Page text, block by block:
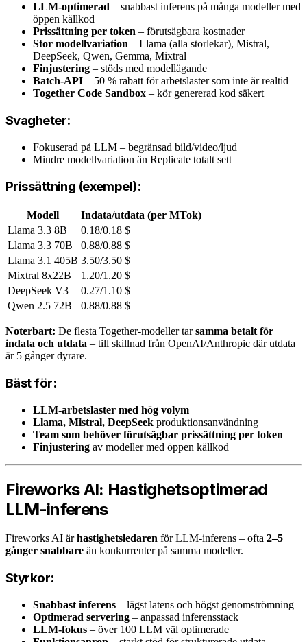
LLM-optimerad – snabbast inferens på många modeller med
öppen källkod
Prissättning per token – förutsägbara kostnader
Stor modellvariation – Llama (alla storlekar), Mistral,
DeepSeek, Qwen, Gemma, Mixtral
Finjustering – stöds med modellägande
Batch-API – 50 % rabatt för arbetslaster som inte är realtid
Together Code Sandbox – kör genererad kod säkert
Svagheter:
Fokuserad på LLM – begränsad bild/video/ljud
Mindre modellvariation än Replicate totalt sett
Prissättning (exempel):
Modell
Indata/utdata (per MTok)
Llama 3.3 8B
0.18/0.18 $
Llama 3.3 70B
0.88/0.88 $
Llama 3.1 405B 3.50/3.50 $
Mixtral 8x22B
1.20/1.20 $
DeepSeek V3
0.27/1.10 $
Qwen 2.5 72B
0.88/0.88 $
Noterbart: De flesta Together-modeller tarsamma betalt för
indata och utdata – till skillnad från OpenAI/Anthropic där utdata
är 5 gånger dyrare.
Bäst för:
LLM-arbetslaster med hög volym
Llama, Mistral, DeepSeek produktionsanvändning
Team som behöver förutsägbar prissättning per token
Finjustering av modeller med öppen källkod
Fireworks AI: Hastighetsoptimerad
LLM-inferens
Fireworks AI ärhastighetsledaren för LLM-inferens – ofta 2–5
gånger snabbare än konkurrenter på samma modeller.
Styrkor:
Snabbast inferens – lägst latens och högst genomströmning
Optimerad servering – anpassad inferensstack
LLM-fokus – över 100 LLM väl optimerade